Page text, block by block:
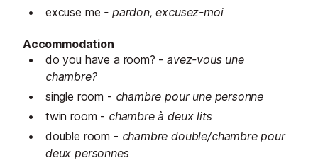
excuse me - pardon, excusez-moi
Accommodation
do you have a room? -avez-vous une
chambre?
single room - chambre pour une personne
twin room - chambre à deux lits
double room - chambre double/chambre pour
deux personnes